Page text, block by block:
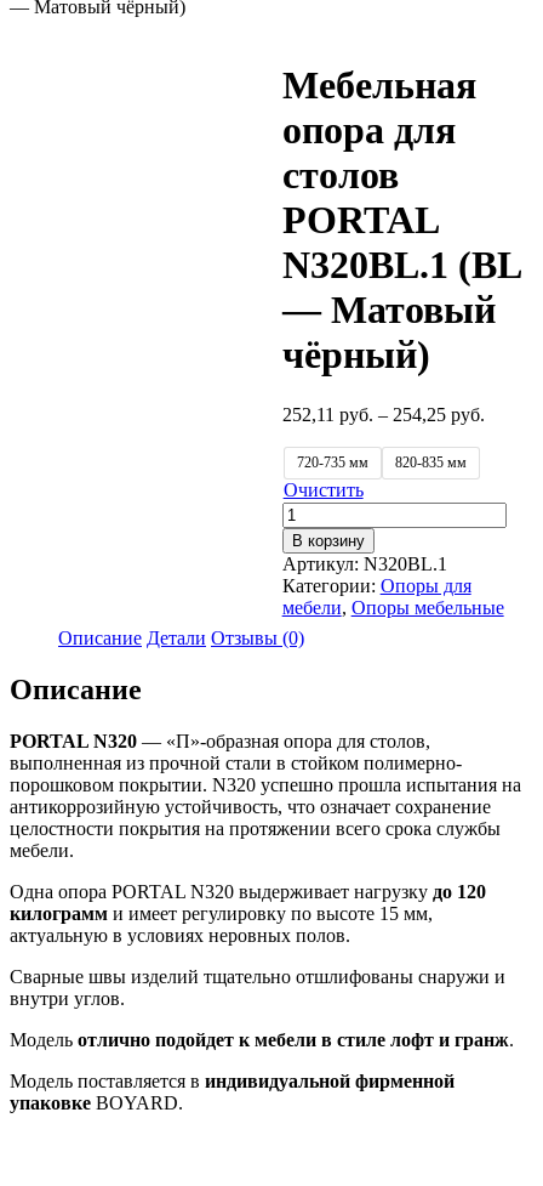
— Матовый чёрный)
Мебельная
опора для
столов
PORTAL
N320BL.1 (BL
— Матовый
чёрный)
252,11 руб. – 254,25 руб.
720-735 мм 820-835 мм
Очистить
Количество
товара
Мебельная
опора
для
столов
PORTAL
чёрный)
В корзину
Артикул: N320BL.1
Категории: Опоры для
мебели, Опоры мебельные
Описание Детали Отзывы (0)
Описание
PORTAL N320 — «П»-образная опора для столов,
выполненная из прочной стали в стойком полимерно-
порошковом покрытии. N320 успешно прошла испытания на
антикоррозийную устойчивость, что означает сохранение
целостности покрытия на протяжении всего срока службы
мебели.
Одна опора PORTAL N320 выдерживает нагрузку до 120
килограмм и имеет регулировку по высоте 15 мм,
актуальную в условиях неровных полов.
Сварные швы изделий тщательно отшлифованы снаружи и
внутри углов.
Модель отлично подойдет к мебели в стиле лофт и гранж.
Модель поставляется в индивидуальной фирменной
упаковке BOYARD.